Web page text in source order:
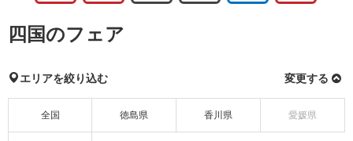
四国のフェア
エリアを絞り込む 変更する
全国 徳島県 香川県 愛媛県